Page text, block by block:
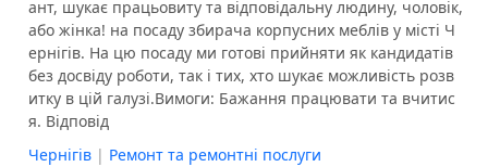
ант, шукає працьовиту та відповідальну людину, чоловік,
або жінка! на посаду збирача корпусних меблів у місті Ч
ернігів. На цю посаду ми готові прийняти як кандидатів
без досвіду роботи, так і тих, хто шукає можливість розв
итку в цій галузі.Вимоги: Бажання працювати та вчитис
я. Відповід
Чернігів | Ремонт та ремонтні послуги